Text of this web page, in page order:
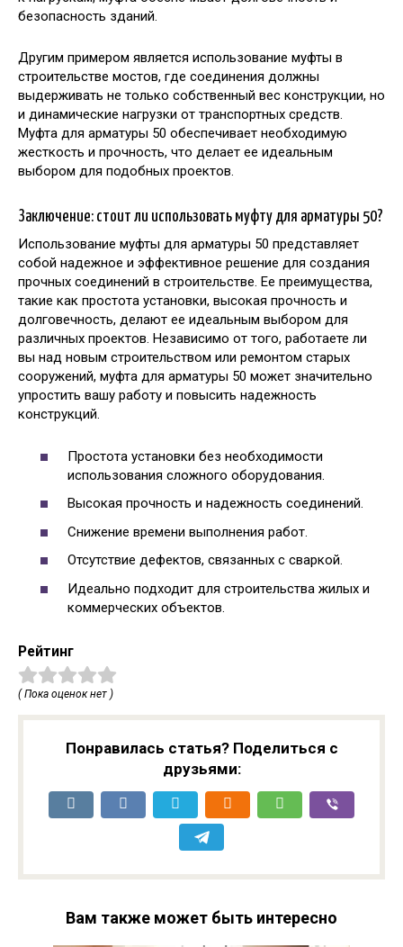
безопасность зданий.
Другим примером является использование муфты в
строительстве мостов, где соединения должны
выдерживать не только собственный вес конструкции, но
и динамические нагрузки от транспортных средств.
Муфта для арматуры 50 обеспечивает необходимую
жесткость и прочность, что делает ее идеальным
выбором для подобных проектов.
Заключение: стоит ли использовать муфту для арматуры 50?
Использование муфты для арматуры 50 представляет
собой надежное и эффективное решение для создания
прочных соединений в строительстве. Ее преимущества,
такие как простота установки, высокая прочность и
долговечность, делают ее идеальным выбором для
различных проектов. Независимо от того, работаете ли
вы над новым строительством или ремонтом старых
сооружений, муфта для арматуры 50 может значительно
упростить вашу работу и повысить надежность
конструкций.
Простота установки без необходимости
использования сложного оборудования.
Высокая прочность и надежность соединений.
Снижение времени выполнения работ.
Отсутствие дефектов, связанных с сваркой.
Идеально подходит для строительства жилых и
коммерческих объектов.
Рейтинг
( Пока оценок нет )
Понравилась статья? Поделиться с
друзьями:
Вам также может быть интересно